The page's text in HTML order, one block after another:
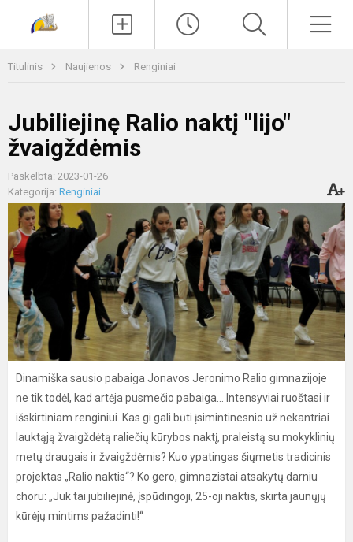
Titulinis Naujienos Renginiai
Jubiliejinę Ralio naktį "lijo"
žvaigždėmis
Paskelbta: 2023-01-26
Kategorija: Renginiai
Dinamiška sausio pabaiga Jonavos Jeronimo Ralio gimnazijoje
ne tik todėl, kad artėja pusmečio pabaiga... Intensyviai ruoštasi ir
išskirtiniam renginiui. Kas gi gali būti įsimintinesnio už nekantriai
lauktąją žvaigždėtą raliečių kūrybos naktį, praleistą su mokyklinių
metų draugais ir žvaigždėmis? Kuo ypatingas šiųmetis tradicinis
projektas „Ralio naktis“? Ko gero, gimnazistai atsakytų darniu
choru: „Juk tai jubiliejinė, įspūdingoji, 25-oji naktis, skirta jaunųjų
kūrėjų mintims pažadinti!“